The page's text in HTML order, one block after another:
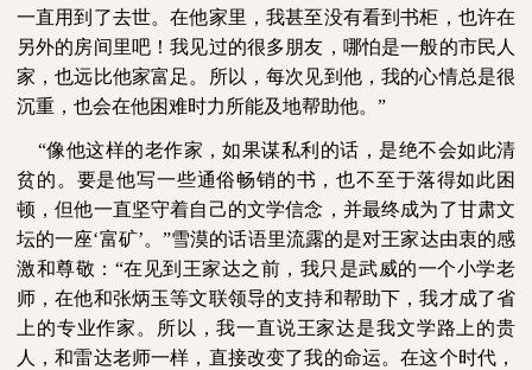
一直用到了去世。在他家里，我甚至没有看到书柜，也许在
另外的房间里吧！我见过的很多朋友，哪怕是一般的市民人
家，也远比他家富足。所以，每次见到他，我的心情总是很
沉重，也会在他困难时力所能及地帮助他。”
“像他这样的老作家，如果谋私利的话，是绝不会如此清
贫的。要是他写一些通俗畅销的书，也不至于落得如此困
顿，但他一直坚守着自己的文学信念，并最终成为了甘肃文
坛的一座‘富矿’。”雪漠的话语里流露的是对王家达由衷的感
激和尊敬：“在见到王家达之前，我只是武威的一个小学老
师，在他和张炳玉等文联领导的支持和帮助下，我才成了省
上的专业作家。所以，我一直说王家达是我文学路上的贵
人，和雷达老师一样，直接改变了我的命运。在这个时代，